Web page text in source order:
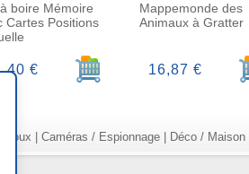
boire Mémoire
Cartes Positions
Ajouter au panier
€
Mappemonde des
Animaux à Gratter
16,87 €
Bijoux Caméras / Espionnage| Déco / Maison|